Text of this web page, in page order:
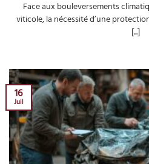
Face aux bouleversements
viticole, la nécessité d’une
[...]
16
Juil